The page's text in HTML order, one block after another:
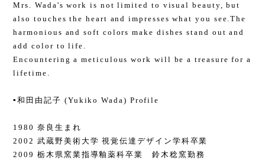
Mrs. Wada's work is not limited to visual beauty, but
also touches the heart and impresses what you see.The
harmonious and soft colors make dishes stand out and
add color to life.
Encountering a meticulous work will be a treasure for a
lifetime.
▪️和田由記子 (Yukiko Wada) Profile
1980 奈良生まれ
2002 武蔵野美術大学 視覚伝達デザイン学科卒業
2009 栃木県窯業指導釉薬科卒業 鈴木稔窯勤務